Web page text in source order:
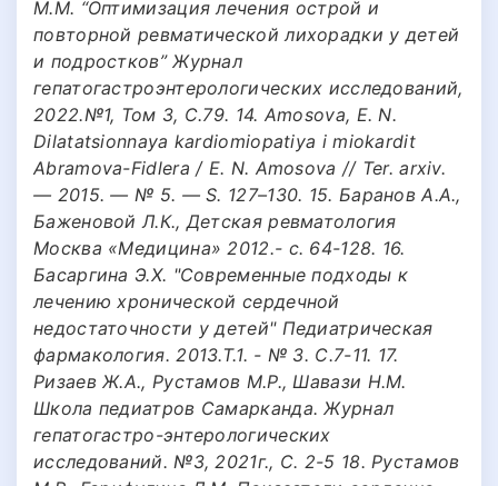
М.М. “Оптимизация лечения острой и
повторной ревматической лихорадки у детей
и подростков” Журнал
гепатогастроэнтерологических исследований,
2022.№1, Том 3, С.79. 14. Amosova, E. N.
Dilatatsionnaya kardiomiopatiya i miokardit
Abramova-Fidlera / E. N. Amosova // Ter. arxiv.
— 2015. — № 5. — S. 127–130. 15. Баранов А.А.,
Баженовой Л.К., Детская ревматология
Москва «Медицина» 2012.- с. 64-128. 16.
Басаргина Э.Х. "Современные подходы к
лечению хронической сердечной
недостаточности у детей" Педиатрическая
фармакология. 2013.Т.1. - № 3. С.7-11. 17.
Ризаев Ж.А., Рустамов М.Р., Шавази Н.М.
Школа педиатров Самарканда. Журнал
гепатогастро-энтерологических
исследований. №3, 2021г., С. 2-5 18. Рустамов